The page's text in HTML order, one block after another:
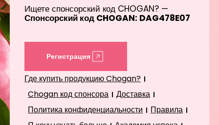
Ищете спонсорский код CHOGAN? —
Спонсорский код CHOGAN: DAG478E07
Регистрация
Где купить продукцию Chogan?
Chogan код спонсора
Доставка
Политика конфиденциальности
Правила